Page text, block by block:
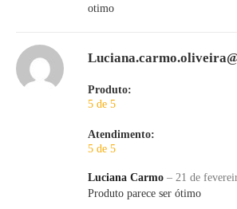
otimo
Produto:
5 de 5
Atendimento:
5 de 5
Luciana Carmo – 21 de
Produto parece ser ótimo